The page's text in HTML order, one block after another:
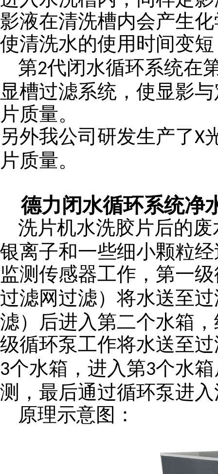
影液在清洗槽内会产生
使清洗水的使用时间变
第2代闭水循环系统在
显槽过滤系统，使显影
片质量。
另外我公司研发生产了X
片质量。
德力闭水循环系统净
洗片机水洗胶片后的
银离子和一些细小颗粒
监测传感器工作，第一
过滤网过滤）将水送至过
滤）后进入第二个水箱
级循环泵工作将水送至
3个水箱，进入第3个水
测，最后通过循环泵进
原理示意图：